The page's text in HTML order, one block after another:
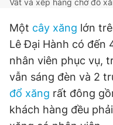
Vất vả xếp hàng chờ đổ
Một cây xăng lớn
Lê Đại Hành có đến
nhân viên phục vụ,
vẫn sáng đèn và 2
đổ xăng rất đông
khách hàng đều